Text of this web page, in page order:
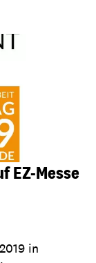
EZ-Messe
in